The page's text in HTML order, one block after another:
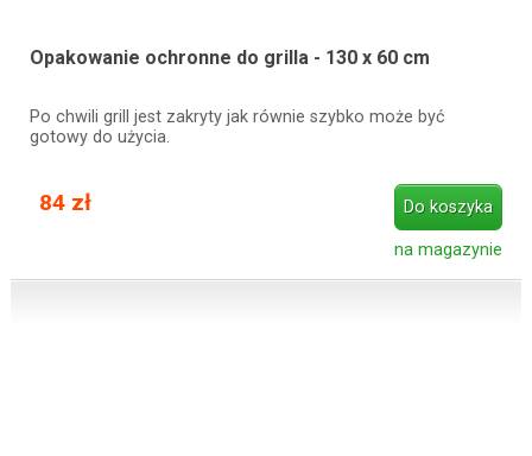
Opakowanie ochronne do grilla - 130 x 60 cm
Po chwili grill jest zakryty jak równie szybko może być
gotowy do użycia.
84 zł Do koszyka
na magazynie